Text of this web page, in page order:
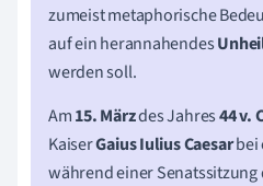
zumeist metaphorische
auf ein herannahendes
werden soll.
Am15. Märzdes Jahres44 v.
KaiserGaius Iulius Caesarbei
während einer